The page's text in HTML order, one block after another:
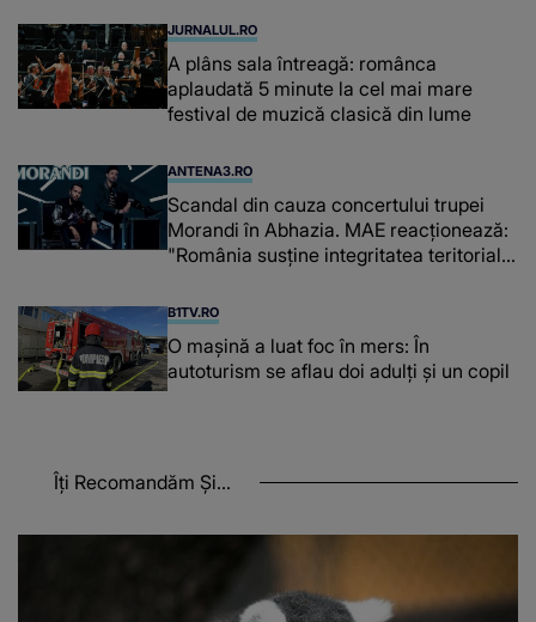
JURNALUL.RO
A plâns sala întreagă: românca
aplaudată 5 minute la cel mai mare
festival de muzică clasică din lume
ANTENA3.RO
Scandal din cauza concertului trupei
Morandi în Abhazia. MAE reacționează:
"România susține integritatea teritorială
B1TV.RO
O maşină a luat foc în mers: În
autoturism se aflau doi adulți și un copil
Îți Recomandăm Și...